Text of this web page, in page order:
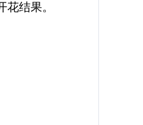
结果。